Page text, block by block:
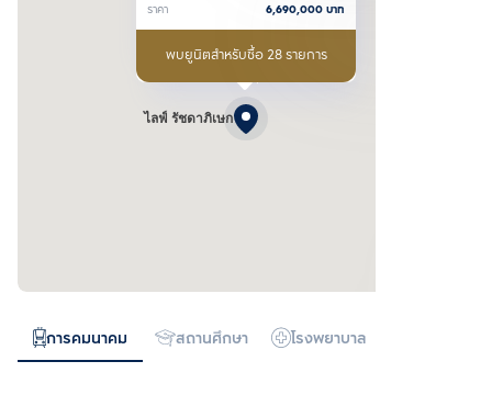
ไลฟ์ รัชดาภิเษก
ราคา 6,690,000บาท
พบยูนิตสำหรับซื้อ 28 รายการ
การคมนาคม สถานศึกษา โรงพยาบาล